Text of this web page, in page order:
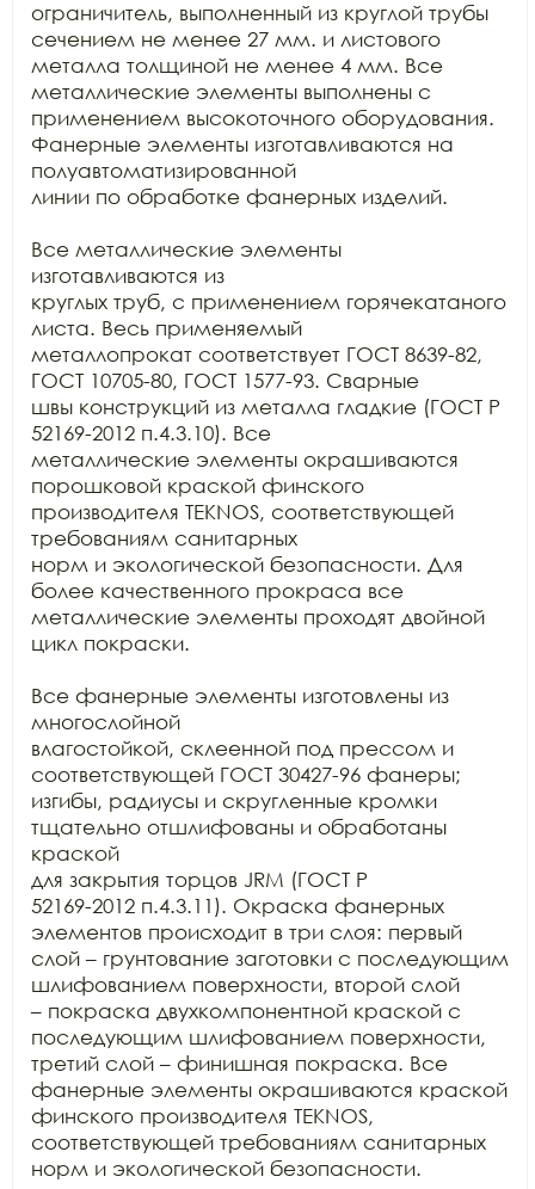
ограничитель, выполненный из круглой трубы
сечением не менее 27 мм. и листового
металла толщиной не менее 4 мм. Все
металлические элементы выполнены с
применением высокоточного оборудования.
Фанерные элементы изготавливаются на
полуавтоматизированной
линии по обработке фанерных изделий.
Все металлические элементы
изготавливаются из
круглых труб, с применением горячекатаного
листа. Весь применяемый
металлопрокат соответствует ГОСТ 8639-82,
ГОСТ 10705-80, ГОСТ 1577-93. Сварные
швы конструкций из металла гладкие (ГОСТ Р
52169-2012 п.4.3.10). Все
металлические элементы окрашиваются
порошковой краской финского
производителя TEKNOS, соответствующей
требованиям санитарных
норм и экологической безопасности. Для
более качественного прокраса все
металлические элементы проходят двойной
цикл покраски.
Все фанерные элементы изготовлены из
многослойной
влагостойкой, склеенной под прессом и
соответствующей ГОСТ 30427-96 фанеры;
изгибы, радиусы и скругленные кромки
тщательно отшлифованы и обработаны
краской
для закрытия торцов JRM (ГОСТ Р
52169-2012 п.4.3.11). Окраска фанерных
элементов происходит в три слоя: первый
слой – грунтование заготовки с последующим
шлифованием поверхности, второй слой
– покраска двухкомпонентной краской с
последующим шлифованием поверхности,
третий слой – финишная покраска. Все
фанерные элементы окрашиваются краской
финского производителя TEKNOS,
соответствующей требованиям санитарных
норм и экологической безопасности.